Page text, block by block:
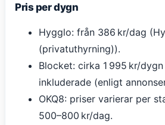
Pris per dygn
Hygglo: från 386 kr/dag
(privatuthyrning)).
Blocket: cirka 1 995 kr/
inkluderade (enligt
OKQ8: priser varierar per
500–800 kr/dag.